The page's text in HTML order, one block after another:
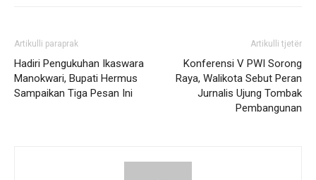
Artikulli paraprak
Hadiri Pengukuhan Ikaswara
Manokwari, Bupati Hermus
Sampaikan Tiga Pesan Ini
Artikulli tjetër
Konferensi V PWI Sorong
Raya, Walikota Sebut Peran
Jurnalis Ujung Tombak
Pembangunan